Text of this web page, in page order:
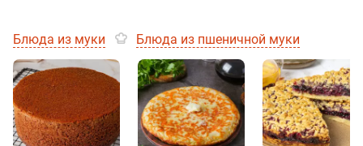
Блюда из муки Блюда из пшеничной муки